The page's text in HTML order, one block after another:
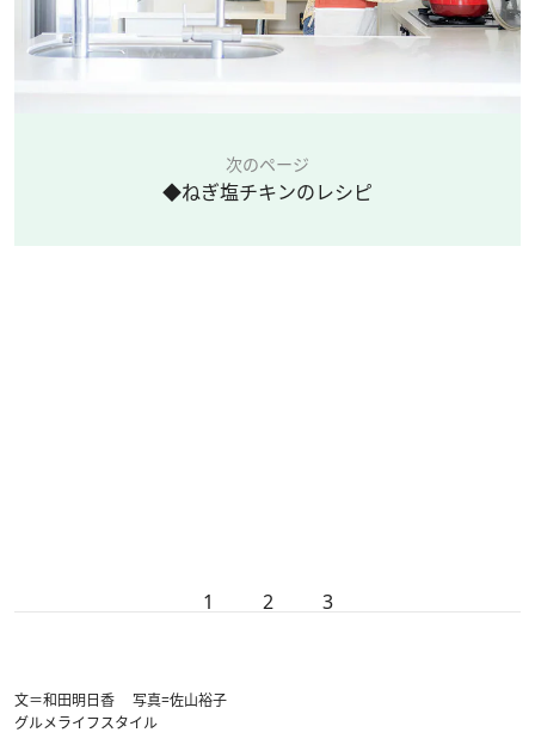
次のページ
◆ねぎ塩チキンのレシピ
1 2 3
文＝和田明日香 写真=佐山裕子
グルメライフスタイル